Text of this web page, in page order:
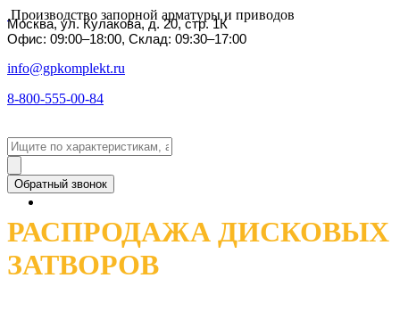
Производство запорной арматуры и приводов
Москва, ул. Кулакова, д. 20, стр. 1К
Офис: 09:00–18:00, Склад: 09:30–17:00
info@gpkomplekt.ru
8-800-555-00-84
Обратный звонок
РАСПРОДАЖА ДИСКОВЫХ
ЗАТВОРОВ